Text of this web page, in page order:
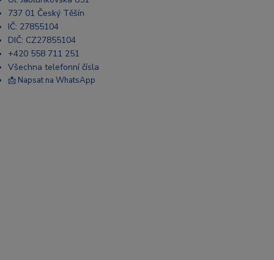
737 01 Český Těšín
IČ: 27855104
DIČ: CZ27855104
+420 558 711 251
Všechna telefonní čísla
📩 Napsat na WhatsApp